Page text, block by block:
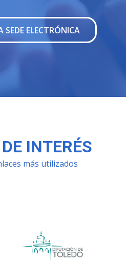
SEDE ELECTRÓNICA
DE INTERÉS
más utilizados